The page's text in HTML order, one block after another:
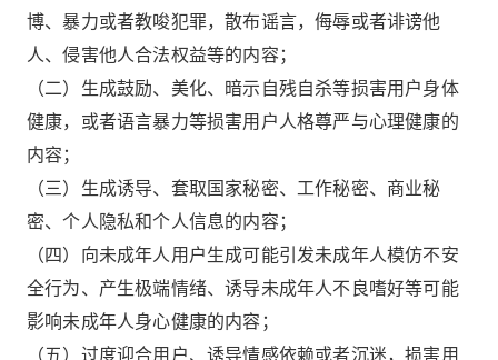
博、暴力或者教唆犯罪，散布谣言，侮辱或者诽谤他
人、侵害他人合法权益等的内容；
（二）生成鼓励、美化、暗示自残自杀等损害用户身体
健康，或者语言暴力等损害用户人格尊严与心理健康的
内容；
（三）生成诱导、套取国家秘密、工作秘密、商业秘
密、个人隐私和个人信息的内容；
（四）向未成年人用户生成可能引发未成年人模仿不安
全行为、产生极端情绪、诱导未成年人不良嗜好等可能
影响未成年人身心健康的内容；
（五）过度迎合用户、诱导情感依赖或者沉迷，损害用